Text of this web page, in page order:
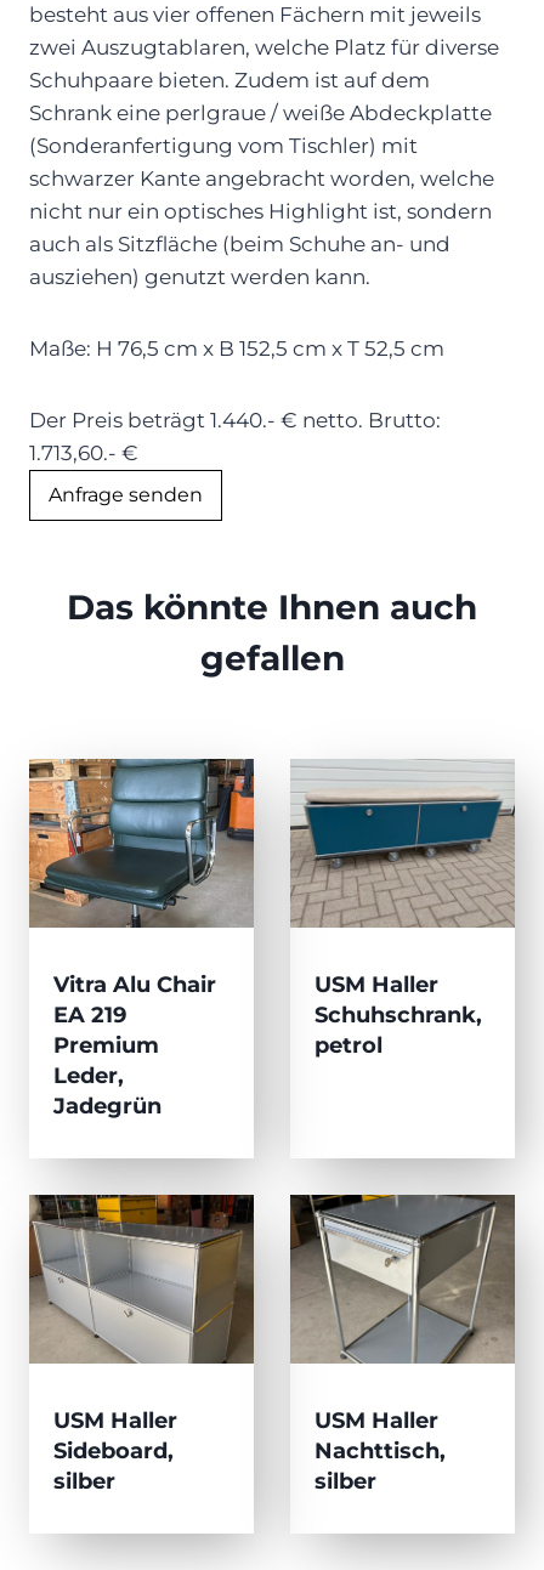
besteht aus vier offenen Fächern mit jeweils
zwei Auszugtablaren, welche Platz für diverse
Schuhpaare bieten. Zudem ist auf dem
Schrank eine perlgraue / weiße Abdeckplatte
(Sonderanfertigung vom Tischler) mit
schwarzer Kante angebracht worden, welche
nicht nur ein optisches Highlight ist, sondern
auch als Sitzfläche (beim Schuhe an- und
ausziehen) genutzt werden kann.
Maße: H 76,5 cm x B 152,5 cm x T 52,5 cm
Der Preis beträgt 1.440.- € netto. Brutto:
1.713,60.- €
Anfrage senden
Das könnte Ihnen auch
gefallen
Vitra Alu Chair
EA 219
Premium
Leder,
Jadegrün
USM Haller
Schuhschrank,
petrol
USM Haller
Sideboard,
silber
USM Haller
Nachttisch,
silber